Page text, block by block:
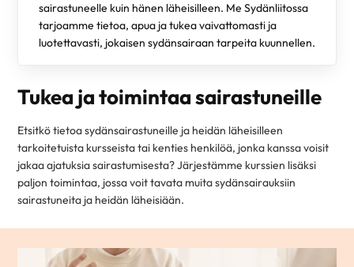
sairastuneelle kuin hänen läheisilleen. Me Sydänliitossa
tarjoamme tietoa, apua ja tukea vaivattomasti ja
luotettavasti, jokaisen sydänsairaan tarpeita kuunnellen.
Tukea ja toimintaa sairastuneille
Etsitkö tietoa sydänsairastuneille ja heidän läheisilleen
tarkoitetuista kursseista tai kenties henkilöä, jonka kanssa voisit
jakaa ajatuksia sairastumisesta? Järjestämme kurssien lisäksi
paljon toimintaa, jossa voit tavata muita sydänsairauksiin
sairastuneita ja heidän läheisiään.